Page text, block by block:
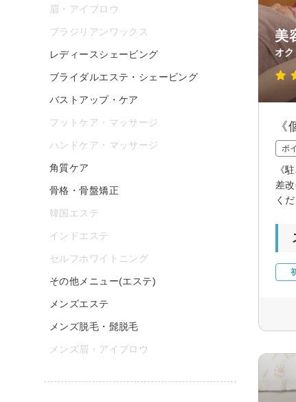
美
オ
ポ
《
差
く
眉・アイブロウ
ブラジリアンワックス
レディースシェービング
ブライダルエステ・シェービング
バストアップ・ケア
フットケア・マッサージ
ハンドケア・マッサージ
角質ケア
骨格・骨盤矯正
韓国エステ
インドエステ
セルフホワイトニング
その他メニュー(エステ)
メンズエステ
メンズ脱毛・髭脱毛
メンズ眉・アイブロウ